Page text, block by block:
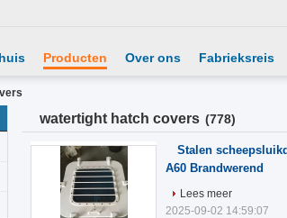
Producten Over ons Fabrieksreis
watertight hatch covers (778)
Stalen
A60 Brandwerend
Lees meer
2025-09-02 14:59:07